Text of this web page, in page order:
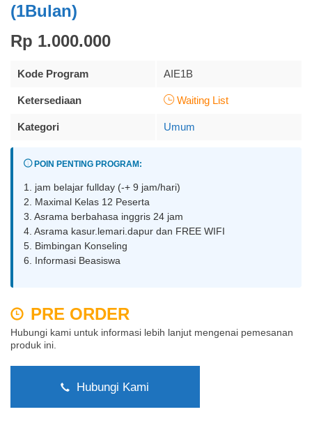
(1Bulan)
Rp 1.000.000
Kode Program AIE1B
Ketersediaan Waiting List
Kategori Umum
POIN PENTING PROGRAM:
1. jam belajar fullday (-+ 9 jam/hari)
2. Maximal Kelas 12 Peserta
3. Asrama berbahasa inggris 24 jam
4. Asrama kasur.lemari.dapur dan FREE WIFI
5. Bimbingan Konseling
6. Informasi Beasiswa
PRE ORDER
Hubungi kami untuk informasi lebih lanjut mengenai pemesanan
produk ini.
Hubungi Kami